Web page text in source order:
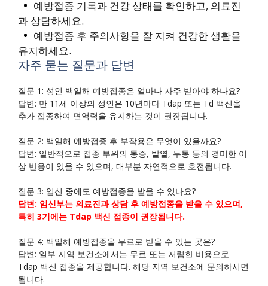
예방접종 기록과 건강 상태를 확인하고, 의료진
과 상담하세요.
예방접종 후 주의사항을 잘 지켜 건강한 생활을
유지하세요.
자주 묻는 질문과 답변
질문 1: 성인 백일해 예방접종은 얼마나 자주 받아야 하나요?
답변: 만 11세 이상의 성인은 10년마다 Tdap 또는 Td 백신을
추가 접종하여 면역력을 유지하는 것이 권장됩니다.
질문 2: 백일해 예방접종 후 부작용은 무엇이 있을까요?
답변: 일반적으로 접종 부위의 통증, 발열, 두통 등의 경미한 이
상 반응이 있을 수 있으며, 대부분 자연적으로 호전됩니다.
질문 3: 임신 중에도 예방접종을 받을 수 있나요?
답변: 임신부는 의료진과 상담 후 예방접종을 받을 수 있으며,
특히 3기에는 Tdap 백신 접종이 권장됩니다.
질문 4: 백일해 예방접종을 무료로 받을 수 있는 곳은?
답변: 일부 지역 보건소에서는 무료 또는 저렴한 비용으로
Tdap 백신 접종을 제공합니다. 해당 지역 보건소에 문의하시면
됩니다.